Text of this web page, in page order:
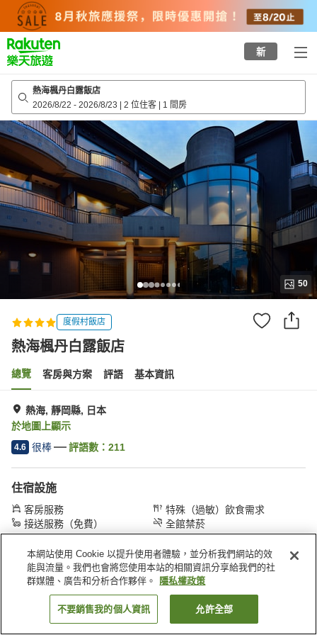
top
page
新
熱海楓丹白露飯店
2026/8/22 - 2026/8/23 | 2 位住客 | 1 間房
50
度假村飯店
熱海楓丹白露飯店
總覽 客房與方案 評語 基本資訊
熱海, 靜岡縣, 日本
於地圖上顯示
4.6 很棒 評語數： 211
住宿設施
客房服務
特殊（過敏）飲食需求
接送服務（免費）
全館禁菸
首頁 日本 靜岡縣 熱海 熱海楓丹白露飯店
找客房
本網站使用 Cookie 以提升使用者體驗，並分析我們網站的效
能與流量。我們也會將您使用本站的相關資訊分享給我們的社
群媒體、廣告和分析合作夥伴。
隱私權政策
不要銷售我的個人資訊 允許全部